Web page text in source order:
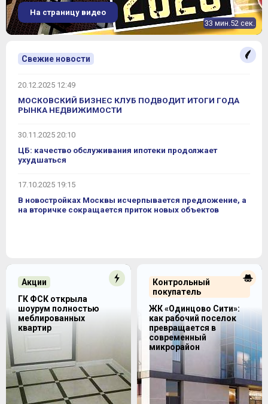
33 мин.52 сек.
На страницу видео
Свежие новости
20.12.2025 12:49
МОСКОВСКИЙ БИЗНЕС КЛУБ ПОДВОДИТ ИТОГИ ГОДА
РЫНКА НЕДВИЖИМОСТИ
30.11.2025 20:10
ЦБ: качество обслуживания ипотеки продолжает
ухудшаться
17.10.2025 19:15
В новостройках Москвы исчерпывается предложение, а
на вторичке сокращается приток новых объектов
Контрольный
покупатель
ЖК «Одинцово Сити»:
как рабочий поселок
превращается в
современный
микрорайон
Акции
ГК ФСК открыла
шоурум полностью
меблированных
квартир